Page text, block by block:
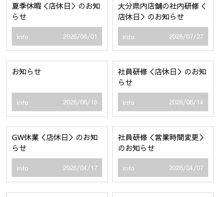
夏季休暇＜店休日＞のお知
らせ
info 2026/08/01
大分県内店舗の社内研修＜
店休日＞のお知らせ
info 2026/07/27
お知らせ
info 2026/06/18
社員研修＜店休日＞のお知
らせ
info 2026/06/14
GW休業＜店休日＞のお知
らせ
info 2026/04/17
社員研修＜営業時間変更＞
のお知らせ
info 2026/04/07